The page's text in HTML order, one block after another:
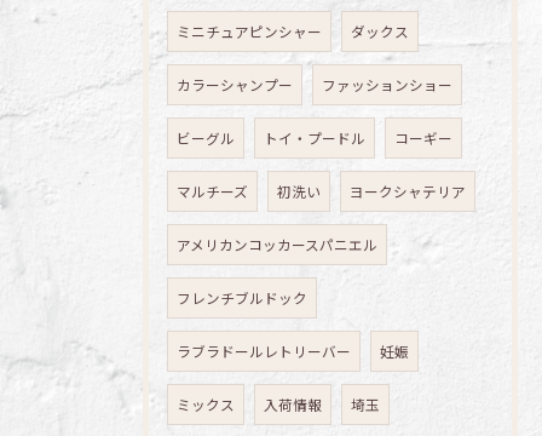
ミニチュアピンシャー ダックス
カラーシャンプー ファッションショー
ビーグル トイ・プードル コーギー
マルチーズ 初洗い ヨークシャテリア
アメリカンコッカースパニエル
フレンチブルドック
ラブラドールレトリーバー 妊娠
ミックス 入荷情報 埼玉